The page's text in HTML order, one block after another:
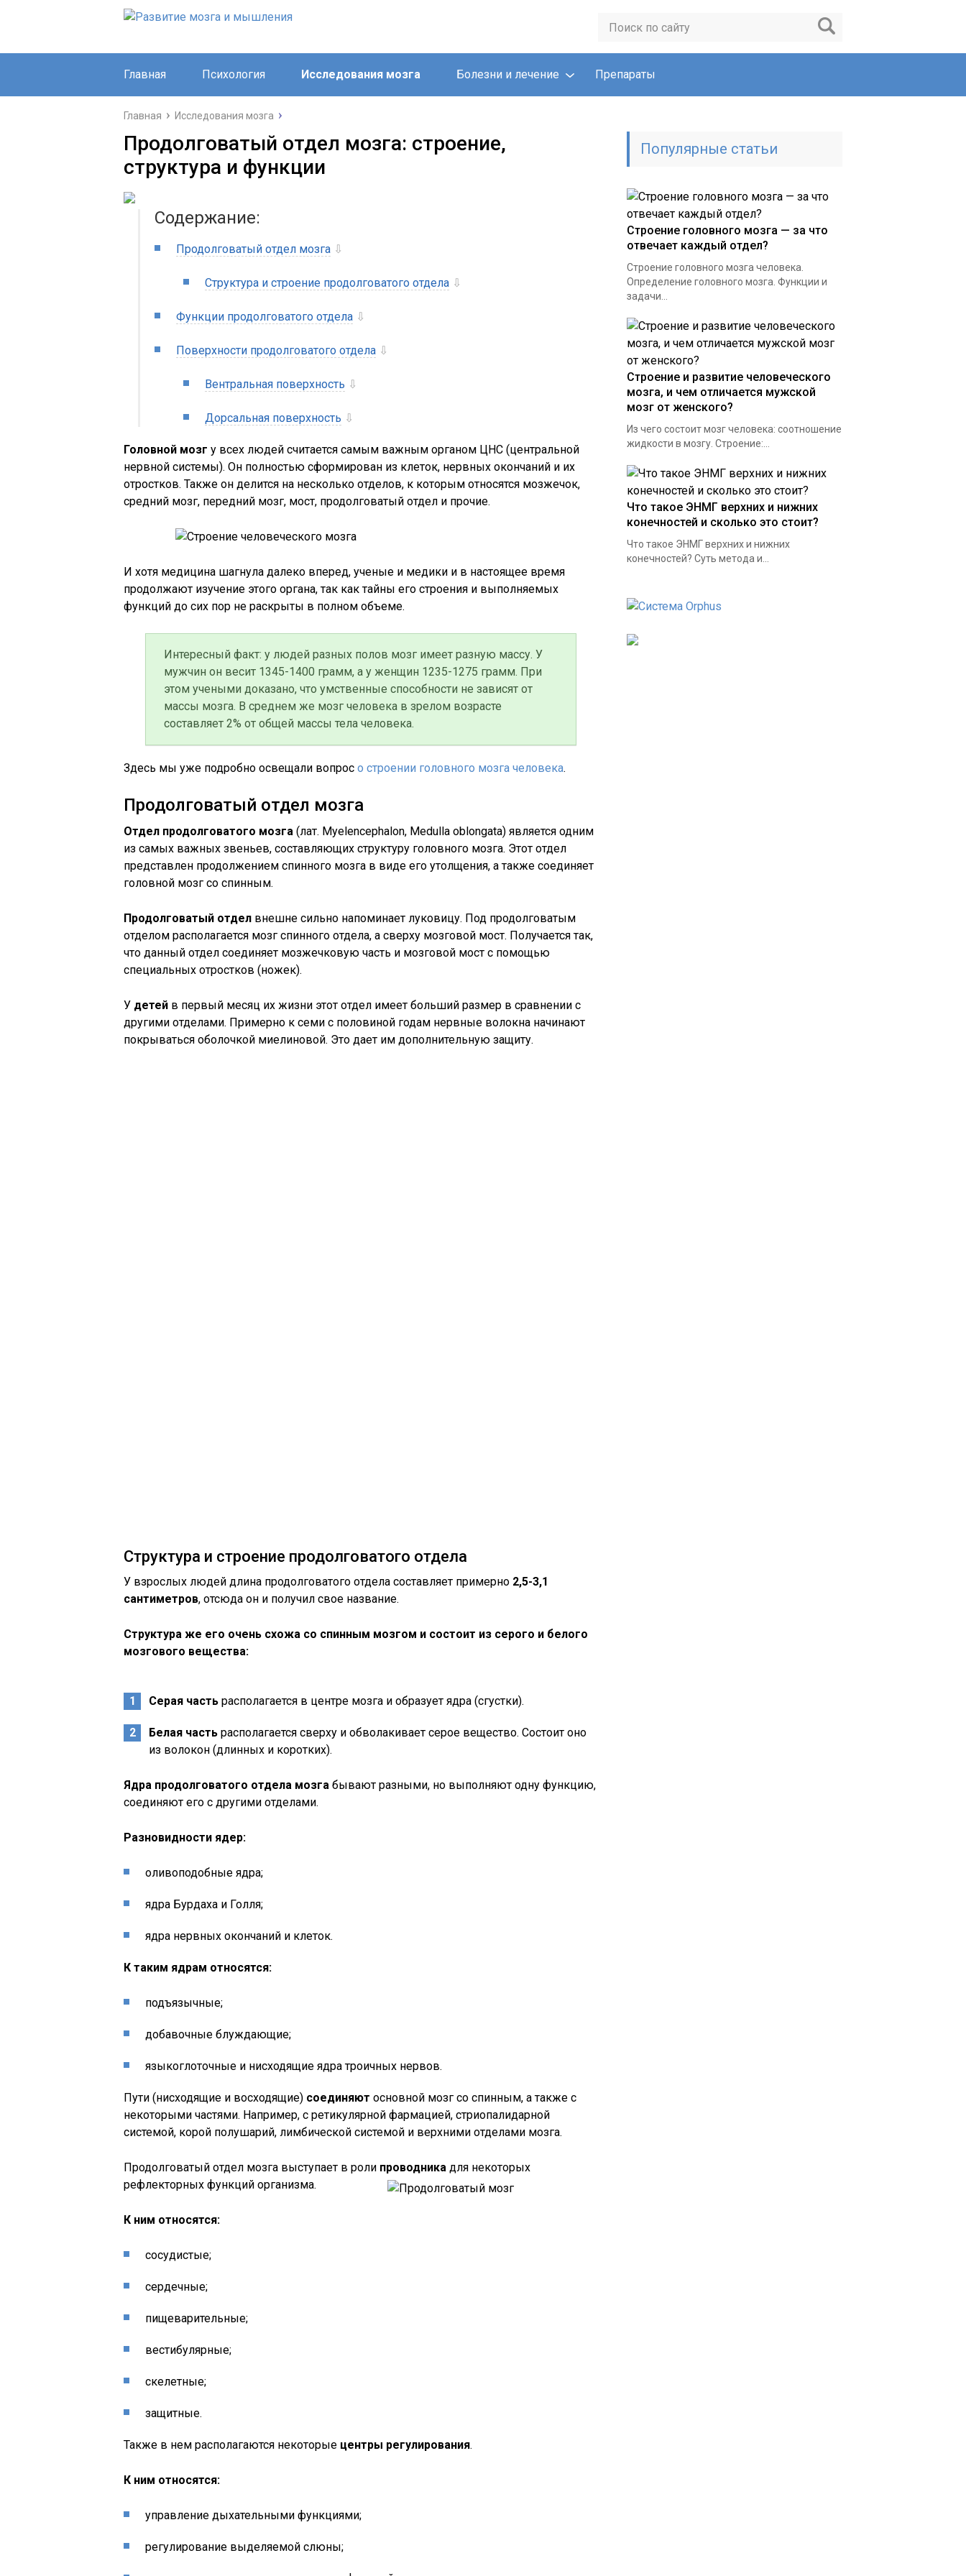
Главная Психология Исследования мозга Болезни и лечение Препараты
Главная Исследования мозга
Продолговатый отдел мозга: строение,
структура и функции
Содержание:
Продолговатый отдел мозга ⇩
Структура и строение продолговатого отдела ⇩
Функции продолговатого отдела ⇩
Поверхности продолговатого отдела ⇩
Вентральная поверхность ⇩
Дорсальная поверхность ⇩
Головной мозг у всех людей считается самым важным органом ЦНС (центральной
нервной системы). Он полностью сформирован из клеток, нервных окончаний и их
отростков. Также он делится на несколько отделов, к которым относятся мозжечок,
средний мозг, передний мозг, мост, продолговатый отдел и прочие.
И хотя медицина шагнула далеко вперед, ученые и медики и в настоящее время
продолжают изучение этого органа, так как тайны его строения и выполняемых
функций до сих пор не раскрыты в полном объеме.
Интересный факт: у людей разных полов мозг имеет разную массу. У
мужчин он весит 1345-1400 грамм, а у женщин 1235-1275 грамм. При
этом учеными доказано, что умственные способности не зависят от
массы мозга. В среднем же мозг человека в зрелом возрасте
составляет 2% от общей массы тела человека.
Здесь мы уже подробно освещали вопрос о строении головного мозга человека.
Продолговатый отдел мозга
Отдел продолговатого мозга (лат. Myelencephalon, Medulla oblongata) ­является одним
из самых важных звеньев, составляющих структуру головного мозга. Этот отдел
представлен продолжением спинного мозга в виде его утолщения, а также соединяет
головной мозг со спинным.
Продолговатый отдел внешне сильно напоминает луковицу. Под продолговатым
отделом располагается мозг спинного отдела, а сверху мозговой мост. Получается так,
что данный отдел соединяет мозжечковую часть и мозговой мост с помощью
специальных отростков (ножек).
У детей в первый месяц их жизни этот отдел имеет больший размер в сравнении с
другими отделами. Примерно к семи с половиной годам нервные волокна начинают
покрываться оболочкой миелиновой. Это дает им дополнительную защиту.
Структура и строение продолговатого отдела
У взрослых людей длина продолговатого отдела составляет примерно 2,5-3,1
сантиметров, отсюда он и получил свое название.
Структура же его очень схожа со спинным мозгом и состоит из серого и белого
мозгового вещества:
Серая часть располагается в центре мозга и образует ядра (сгустки).
Белая часть располагается сверху и обволакивает серое вещество. Состоит оно
из волокон (длинных и коротких).
Ядра продолговатого отдела мозга бывают разными, но выполняют одну функцию,
соединяют его с другими отделами.
Разновидности ядер:
оливоподобные ядра;
ядра Бурдаха и Голля;
ядра нервных окончаний и клеток.
К таким ядрам относятся:
подъязычные;
добавочные блуждающие;
языкоглоточные и нисходящие ядра троичных нервов.
Пути (нисходящие и восходящие) соединяют основной мозг со спинным, а также с
некоторыми частями. Например, с ретикулярной фармацией, стриопалидарной
системой, корой полушарий, лимбической системой и верхними отделами мозга.
Продолговатый отдел мозга выступает в роли проводника для некоторых
рефлекторных функций организма.
К ним относятся:
сосудистые;
сердечные;
пищеварительные;
вестибулярные;
скелетные;
защитные.
Также в нем располагаются некоторые центры регулирования.
К ним относятся:
управление дыхательными функциями;
регулирование выделяемой слюны;
Популярные статьи
Строение головного мозга — за что
отвечает каждый отдел?
Строение головного мозга человека.
Определение головного мозга. Функции и
задачи...
Строение и развитие человеческого
мозга, и чем отличается мужской
мозг от женского?
Из чего состоит мозг человека: соотношение
жидкости в мозгу. Строение:...
Что такое ЭНМГ верхних и нижних
конечностей и сколько это стоит?
Что такое ЭНМГ верхних и нижних
конечностей? Суть метода и...